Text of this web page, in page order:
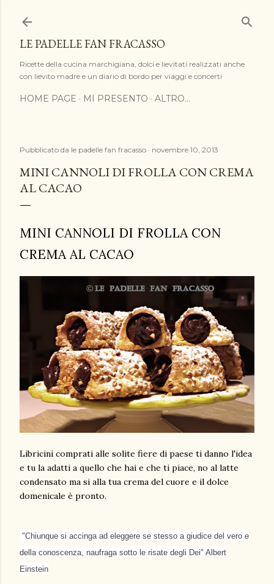
LE PADELLE FAN FRACASSO
Ricette della cucina marchigiana, dolci e lievitati realizzati anche
con lievito madre e un diario di bordo per viaggi e concerti
HOME PAGE MI PRESENTO ALTRO…
Pubblicato da le padelle fan fracasso novembre 10, 2013
MINI CANNOLI DI FROLLA CON CREMA
AL CACAO
MINI CANNOLI DI FROLLA CON
CREMA AL CACAO
Libricini comprati alle solite fiere di paese ti danno l'idea
e tu la adatti a quello che hai e che ti piace, no al latte
condensato ma si alla tua crema del cuore e il dolce
domenicale è pronto.
"Chiunque si accinga ad eleggere se stesso a giudice del vero e
della conoscenza, naufraga sotto le risate degli Dei" Albert
Einstein